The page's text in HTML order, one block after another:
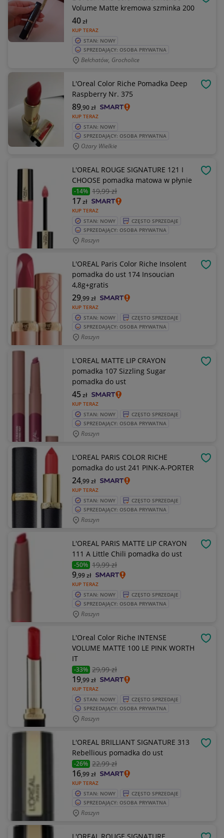
Volume Matte kremowa szminka 200
KUP TERAZ
40zł
STAN: NOWY
SPRZEDAJĄCY: OSOBA PRYWATNA
Bełchatów, Grocholice
L'Oreal Color Riche Pomadka Deep
Raspberry Nr. 375
KUP TERAZ
89,90zł
STAN: NOWY
SPRZEDAJĄCY: OSOBA PRYWATNA
Ożary Wielkie
L'OREAL ROUGE SIGNATURE 121 I
CHOOSE pomadka matowa w płynie
-14% 19,99 zł
KUP TERAZ
17zł
STAN: NOWY
CZĘSTO SPRZEDAJE
SPRZEDAJĄCY: OSOBA PRYWATNA
Raszyn
L'OREAL Paris Color Riche Insolent
pomadka do ust 174 Insoucian
4,8g+gratis
KUP TERAZ
29,99zł
STAN: NOWY
CZĘSTO SPRZEDAJE
SPRZEDAJĄCY: OSOBA PRYWATNA
Raszyn
L'OREAL MATTE LIP CRAYON
pomadka 107 Sizzling Sugar
pomadka do ust
KUP TERAZ
45zł
STAN: NOWY
CZĘSTO SPRZEDAJE
SPRZEDAJĄCY: OSOBA PRYWATNA
Raszyn
L'OREAL PARIS COLOR RICHE
pomadka do ust 241 PINK-A-PORTER
KUP TERAZ
24,99zł
STAN: NOWY
CZĘSTO SPRZEDAJE
SPRZEDAJĄCY: OSOBA PRYWATNA
Raszyn
L'OREAL PARIS MATTE LIP CRAYON
111 A Little Chili pomadka do ust
-50% 19,99 zł
KUP TERAZ
9,99zł
STAN: NOWY
CZĘSTO SPRZEDAJE
SPRZEDAJĄCY: OSOBA PRYWATNA
Raszyn
L'Oreal Color Riche INTENSE
VOLUME MATTE 100 LE PINK WORTH
IT
-33% 29,99 zł
KUP TERAZ
19,99zł
STAN: NOWY
CZĘSTO SPRZEDAJE
SPRZEDAJĄCY: OSOBA PRYWATNA
Raszyn
L'OREAL BRILLIANT SIGNATURE 313
Rebellious pomadka do ust
-26% 22,99 zł
KUP TERAZ
16,99zł
STAN: NOWY
CZĘSTO SPRZEDAJE
SPRZEDAJĄCY: OSOBA PRYWATNA
Raszyn